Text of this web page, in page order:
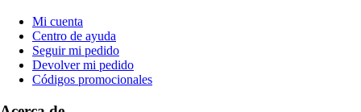
Mi cuenta
Centro de ayuda
Seguir mi pedido
Devolver mi pedido
Códigos promocionales